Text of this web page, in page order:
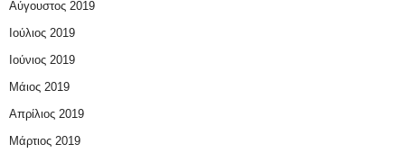
Αύγουστος 2019
Ιούλιος 2019
Ιούνιος 2019
Μάιος 2019
Απρίλιος 2019
Μάρτιος 2019